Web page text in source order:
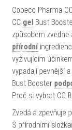
Cobeco Pharma
CC gel Bust
způsobem zvedne
přírodní
vyživujícím
vypadají pevnější
Bust Booster
Proč si vybrat CC
Zvedá a zpevňuje
S přírodními